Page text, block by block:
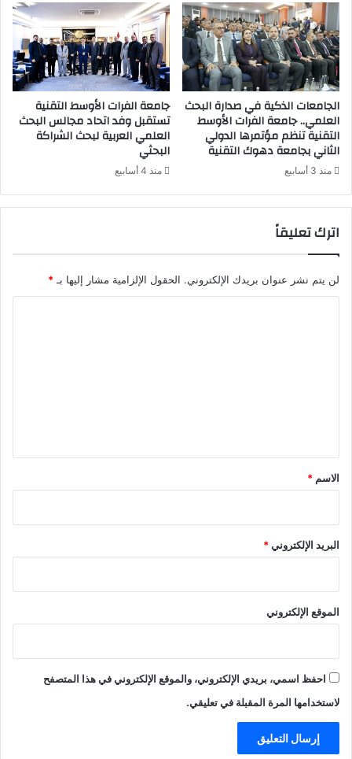
ا
ت
ا
ل
أ
و
س
ط
ا
ل
ت
ة
ل
ع
ز
ا
ل
ي
أ
ك
ح
ك
ا
م
الجامعات الذكية في صدارة البحث
العلمي.. جامعة الفرات الأوسط
التقنية تنظم مؤتمرها الدولي
الثاني بجامعة دهوك التقنية
منذ 3 أسابيع
جامعة الفرات الأوسط التقنية
تستقبل وفد اتحاد مجالس البحث
العلمي العربية لبحث الشراكة
البحثي
منذ 4 أسابيع
اترك تعليقاً
لن يتم نشر عنوان بريدك الإلكتروني. الحقول الإلزامية مشار إليها بـ *
*
الاسم *
البريد الإلكتروني*
الموقع الإلكتروني
احفظ اسمي، بريدي الإلكتروني، والموقع الإلكتروني في هذا المتصفح
لاستخدامها المرة المقبلة في تعليقي.